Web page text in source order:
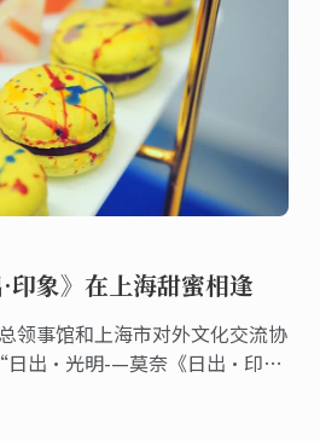
印象》在上海甜蜜相逢
领事馆和上海市对外文化交流协
日出·光明-—莫奈《日出·印
学院的导师团，为本次特展呈